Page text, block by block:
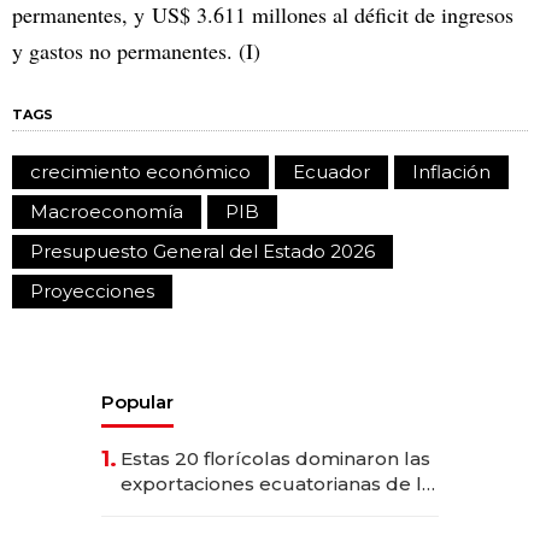
permanentes, y US$ 3.611 millones al déficit de ingresos
y gastos no permanentes. (I)
TAGS
crecimiento económico Ecuador
Inflación
Macroeconomía
PIB
Presupuesto General del Estado 2026
Proyecciones
Popular
1. Estas 20 florícolas dominaron las
exportaciones ecuatorianas de la